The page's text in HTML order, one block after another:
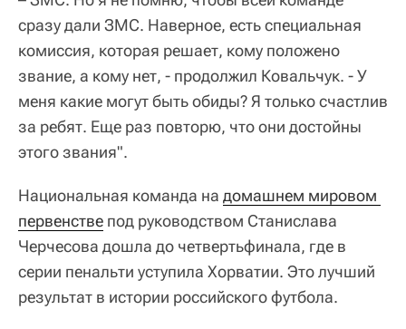
сразу дали ЗМС. Наверное, есть специальная
комиссия, которая решает, кому положено
звание, а кому нет, - продолжил Ковальчук. - У
меня какие могут быть обиды? Я только счастлив
за ребят. Еще раз повторю, что они достойны
этого звания".
Национальная команда на домашнем мировом
первенстве под руководством Станислава
Черчесова дошла до четвертьфинала, где в
серии пенальти уступила Хорватии. Это лучший
результат в истории российского футбола.